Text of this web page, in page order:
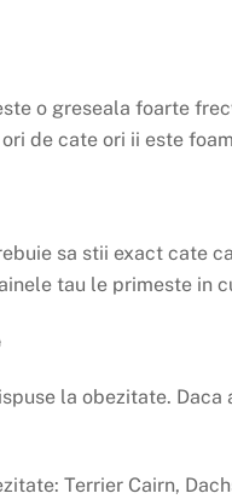
o greseala foarte
de cate ori ii este
sa stii exact cate
tau le primeste in
la obezitate.
Terrier Cairn,